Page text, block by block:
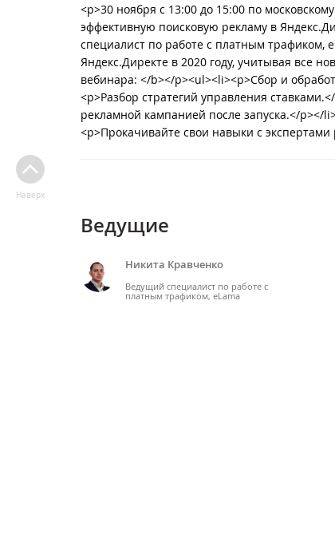
<p>30 ноября с 13:00 до 15:00 по
эффективную поисковую рекламу в
специалист по работе с платным трафиком,
Яндекс.Директе в 2020 году, учитывая все
вебинара: </b></p><ul><li><p>Сбор и
<p>Разбор стратегий управления
рекламной кампанией после запуска.</p></
<p>Прокачивайте свои навыки с
Ведущие
Никита Кравченко
Ведущий специалист по работе с
платным трафиком, eLama
Наверх